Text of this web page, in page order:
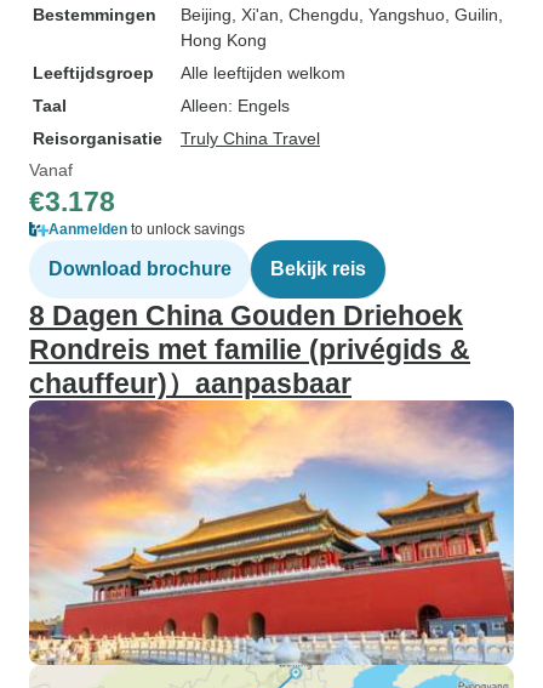
Bestemmingen Beijing , Xi'an , Chengdu , Yangshuo , Guilin
Hong Kong
Leeftijdsgroep
Alle leeftijden welkom
Taal
Alleen: Engels
Reisorganisatie
Truly China Travel
Vanaf
€3.178
Aanmelden to unlock savings
Download brochure Bekijk reis
8 Dagen China Gouden Driehoek
Rondreis met familie (privégids &
chauffeur)）aanpasbaar